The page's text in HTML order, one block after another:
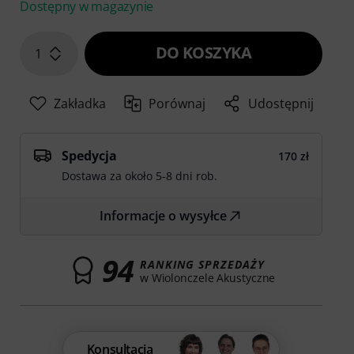
Dostępny w magazynie
1 DO KOSZYKA
Zakładka Porównaj Udostępnij
Spedycja
170 zł
Dostawa za około 5-8 dni rob.
Informacje o wysyłce
94 RANKING SPRZEDAŻY
w Wiolonczele Akustyczne
Konsultacja